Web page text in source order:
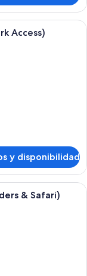
hotel con cama, sofá,
Access)
y disponibilidad
de hotel con cama,
& Safari)